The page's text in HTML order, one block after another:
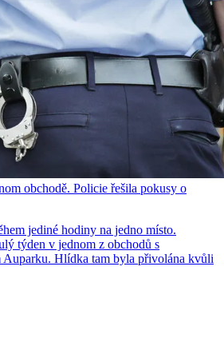
obchodě. Policie řešila pokusy o
jediné hodiny na jedno místo.
týden v jednom z obchodů s
Auparku. Hlídka tam byla přivolána kvůli